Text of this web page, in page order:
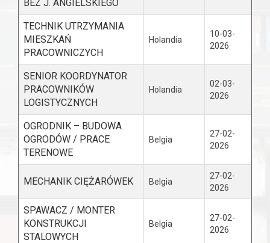
BEZ J. ANGIELSKIEGO
TECHNIK UTRZYMANIA
MIESZKAŃ
PRACOWNICZYCH
Holandia
10-03-
2026
SENIOR KOORDYNATOR
PRACOWNIKÓW
LOGISTYCZNYCH
Holandia
02-03-
2026
OGRODNIK – BUDOWA
OGRODÓW / PRACE
TERENOWE
Belgia
27-02-
2026
MECHANIK CIĘŻARÓWEK Belgia
27-02-
2026
SPAWACZ / MONTER
KONSTRUKCJI
STALOWYCH
Belgia
27-02-
2026